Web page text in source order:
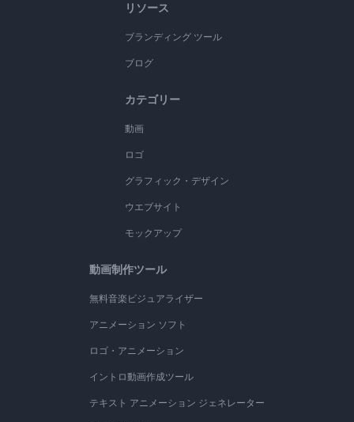
リソース
ブランディング ツール
ブログ
カテゴリー
動画
ロゴ
グラフィック・デザイン
ウエブサイト
モックアップ
動画制作ツール
無料音楽ビジュアライザー
アニメーション ソフト
ロゴ・アニメーション
イントロ動画作成ツール
テキスト アニメーション ジェネレーター